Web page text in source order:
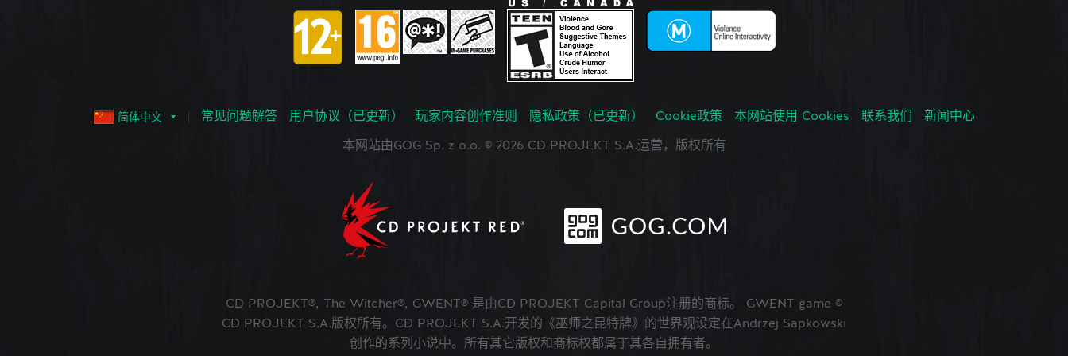
简体中文 常见问题解答 用户协议（已更新） 玩家内容创作准则 隐私政策（已更新） Cookie政策 本网站使用 Cookies 联系我们 新闻中心
本网站由GOG Sp. z o.o. © 2026 CD PROJEKT S.A.运营，版权所有
CD PROJEKT®, The Witcher®, GWENT® 是由CD PROJEKT Capital Group注册的商标。 GWENT game ©
CD PROJEKT S.A.版权所有。CD PROJEKT S.A.开发的《巫师之昆特牌》的世界观设定在Andrzej Sapkowski
创作的系列小说中。所有其它版权和商标权都属于其各自拥有者。